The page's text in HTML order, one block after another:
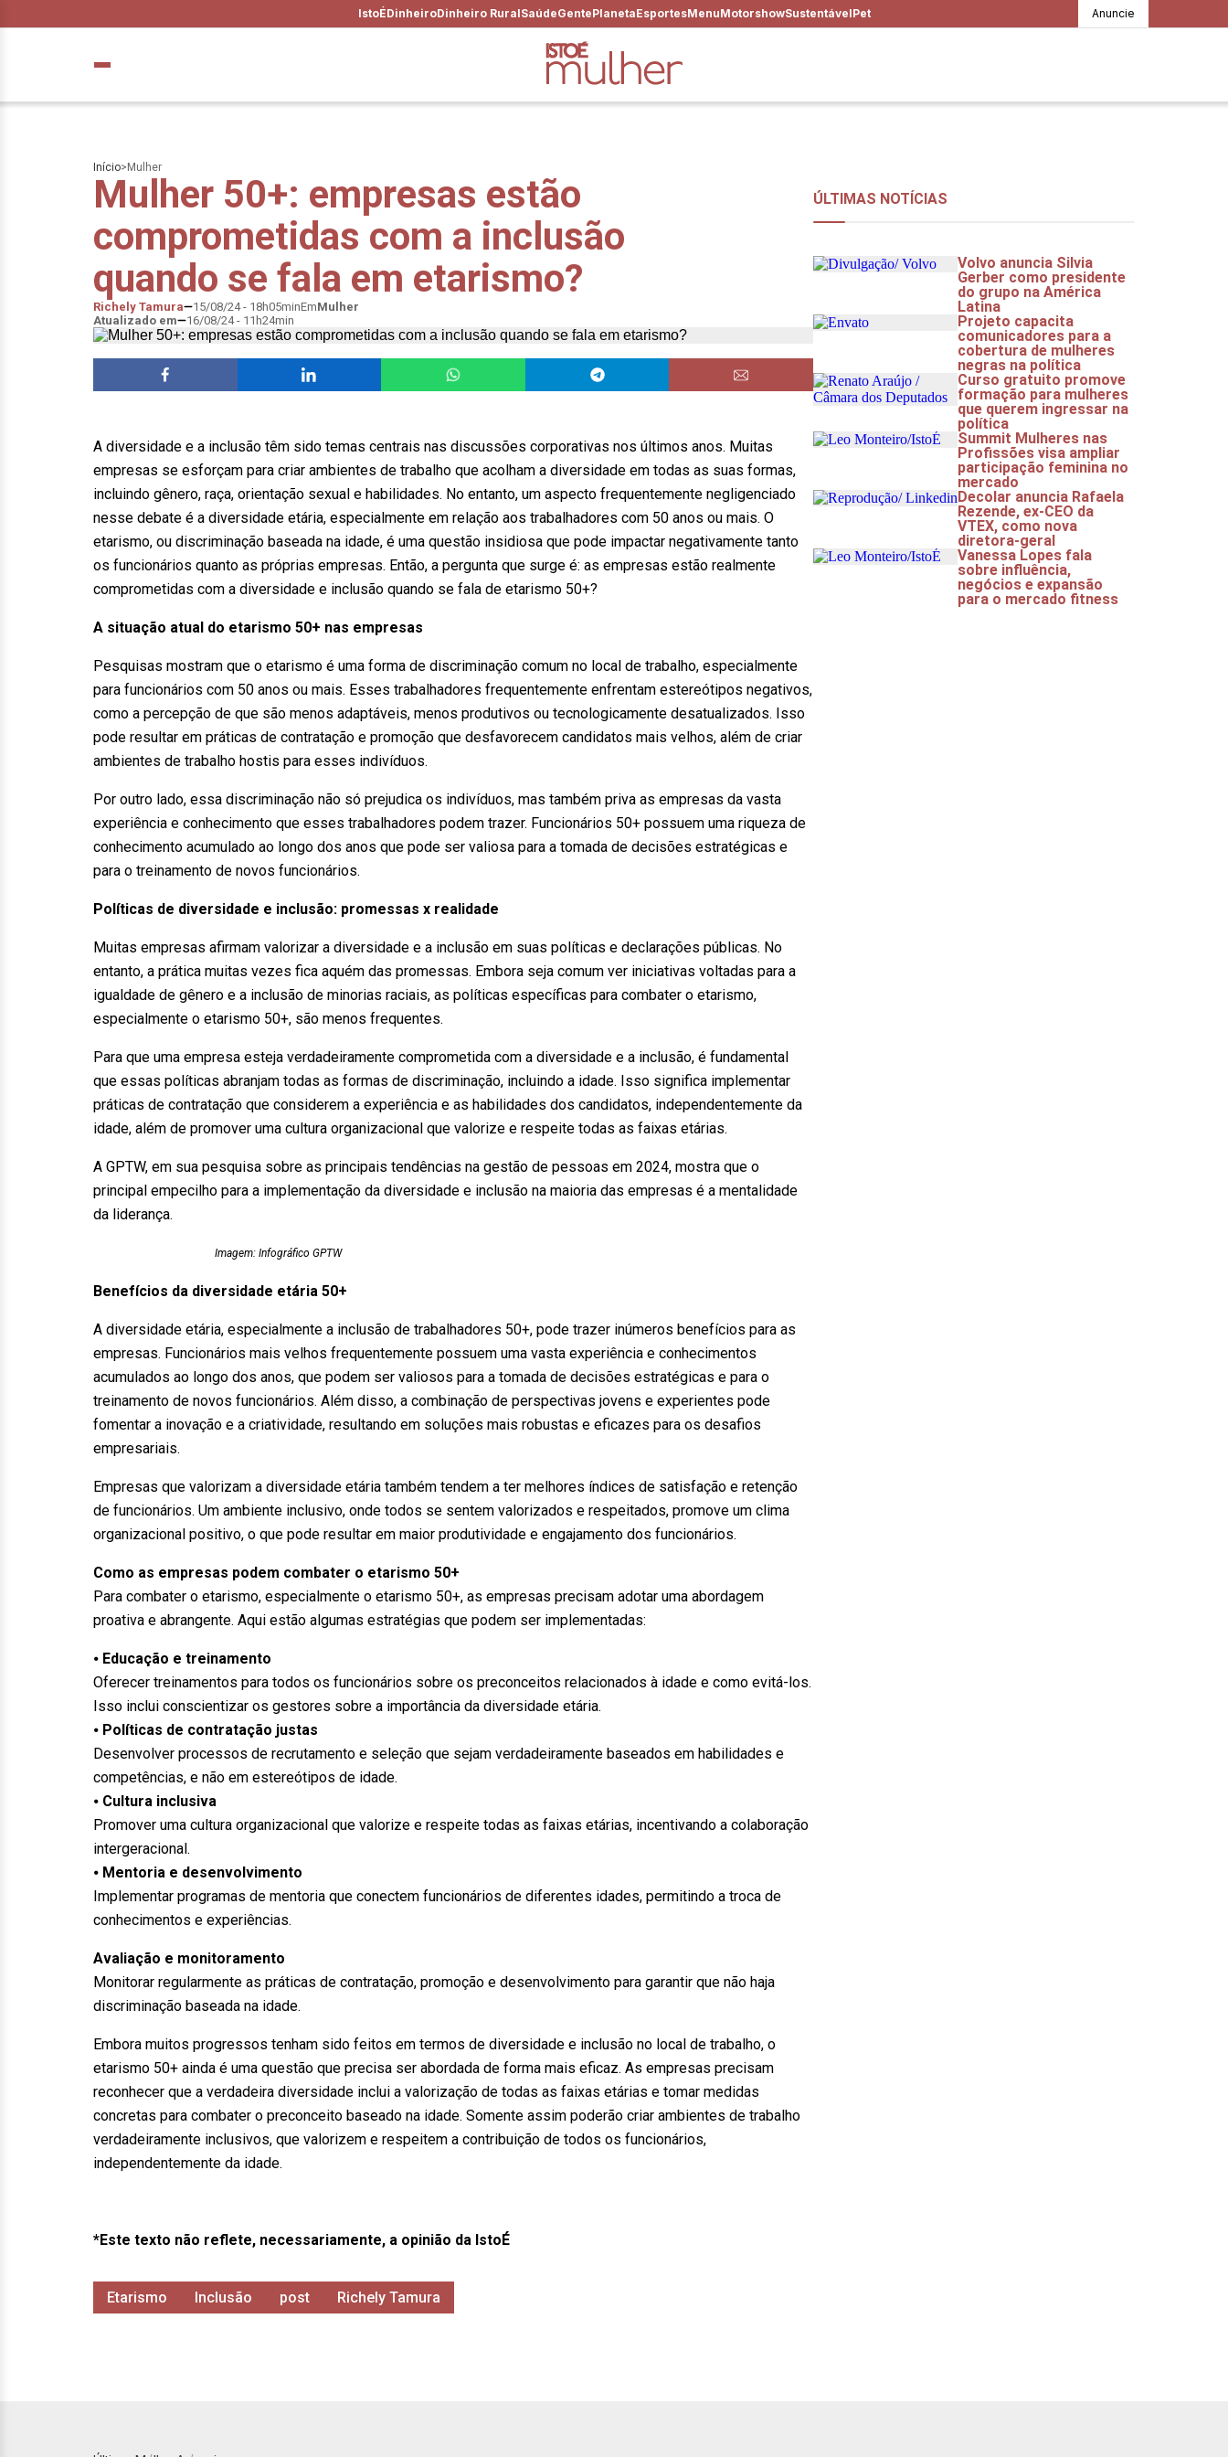
IstoÉDinheiroDinheiro RuralSaúdeGentePlanetaEsportesMenuMotorshowSustentávelPet Anuncie
Início> Mulher
Mulher 50+: empresas estão
comprometidas com a inclusão
quando se fala em etarismo?
Richely Tamura 15/08/24 - 18h05minEmMulher
Atualizado em
16/08/24 - 11h24min
A diversidade e a inclusão têm sido temas centrais nas discussões corporativas nos últimos anos. Muitas
empresas se esforçam para criar ambientes de trabalho que acolham a diversidade em todas as suas formas,
incluindo gênero, raça, orientação sexual e habilidades. No entanto, um aspecto frequentemente negligenciado
nesse debate é a diversidade etária, especialmente em relação aos trabalhadores com 50 anos ou mais. O
etarismo, ou discriminação baseada na idade, é uma questão insidiosa que pode impactar negativamente tanto
os funcionários quanto as próprias empresas. Então, a pergunta que surge é: as empresas estão realmente
comprometidas com a diversidade e inclusão quando se fala de etarismo 50+?
A situação atual do etarismo 50+ nas empresas
Pesquisas mostram que o etarismo é uma forma de discriminação comum no local de trabalho, especialmente
para funcionários com 50 anos ou mais. Esses trabalhadores frequentemente enfrentam estereótipos negativos,
como a percepção de que são menos adaptáveis, menos produtivos ou tecnologicamente desatualizados. Isso
pode resultar em práticas de contratação e promoção que desfavorecem candidatos mais velhos, além de criar
ambientes de trabalho hostis para esses indivíduos.
Por outro lado, essa discriminação não só prejudica os indivíduos, mas também priva as empresas da vasta
experiência e conhecimento que esses trabalhadores podem trazer. Funcionários 50+ possuem uma riqueza de
conhecimento acumulado ao longo dos anos que pode ser valiosa para a tomada de decisões estratégicas e
para o treinamento de novos funcionários.
Políticas de diversidade e inclusão: promessas x realidade
Muitas empresas afirmam valorizar a diversidade e a inclusão em suas políticas e declarações públicas. No
entanto, a prática muitas vezes fica aquém das promessas. Embora seja comum ver iniciativas voltadas para a
igualdade de gênero e a inclusão de minorias raciais, as políticas específicas para combater o etarismo,
especialmente o etarismo 50+, são menos frequentes.
Para que uma empresa esteja verdadeiramente comprometida com a diversidade e a inclusão, é fundamental
que essas políticas abranjam todas as formas de discriminação, incluindo a idade. Isso significa implementar
práticas de contratação que considerem a experiência e as habilidades dos candidatos, independentemente da
idade, além de promover uma cultura organizacional que valorize e respeite todas as faixas etárias.
A GPTW, em sua pesquisa sobre as principais tendências na gestão de pessoas em 2024, mostra que o
principal empecilho para a implementação da diversidade e inclusão na maioria das empresas é a mentalidade
da liderança.
Imagem: Infográfico GPTW
Benefícios da diversidade etária 50+
A diversidade etária, especialmente a inclusão de trabalhadores 50+, pode trazer inúmeros benefícios para as
empresas. Funcionários mais velhos frequentemente possuem uma vasta experiência e conhecimentos
acumulados ao longo dos anos, que podem ser valiosos para a tomada de decisões estratégicas e para o
treinamento de novos funcionários. Além disso, a combinação de perspectivas jovens e experientes pode
fomentar a inovação e a criatividade, resultando em soluções mais robustas e eficazes para os desafios
empresariais.
Empresas que valorizam a diversidade etária também tendem a ter melhores índices de satisfação e retenção
de funcionários. Um ambiente inclusivo, onde todos se sentem valorizados e respeitados, promove um clima
organizacional positivo, o que pode resultar em maior produtividade e engajamento dos funcionários.
Como as empresas podem combater o etarismo 50+
Para combater o etarismo, especialmente o etarismo 50+, as empresas precisam adotar uma abordagem
proativa e abrangente. Aqui estão algumas estratégias que podem ser implementadas:
⦁ Educação e treinamento
Oferecer treinamentos para todos os funcionários sobre os preconceitos relacionados à idade e como evitá-los.
Isso inclui conscientizar os gestores sobre a importância da diversidade etária.
⦁ Políticas de contratação justas
Desenvolver processos de recrutamento e seleção que sejam verdadeiramente baseados em habilidades e
competências, e não em estereótipos de idade.
⦁ Cultura inclusiva
Promover uma cultura organizacional que valorize e respeite todas as faixas etárias, incentivando a colaboração
intergeracional.
⦁ Mentoria e desenvolvimento
Implementar programas de mentoria que conectem funcionários de diferentes idades, permitindo a troca de
conhecimentos e experiências.
Avaliação e monitoramento
Monitorar regularmente as práticas de contratação, promoção e desenvolvimento para garantir que não haja
discriminação baseada na idade.
Embora muitos progressos tenham sido feitos em termos de diversidade e inclusão no local de trabalho, o
etarismo 50+ ainda é uma questão que precisa ser abordada de forma mais eficaz. As empresas precisam
reconhecer que a verdadeira diversidade inclui a valorização de todas as faixas etárias e tomar medidas
concretas para combater o preconceito baseado na idade. Somente assim poderão criar ambientes de trabalho
verdadeiramente inclusivos, que valorizem e respeitem a contribuição de todos os funcionários,
independentemente da idade.
*Este texto não reflete, necessariamente, a opinião da IstoÉ
Etarismo Inclusão post Richely Tamura